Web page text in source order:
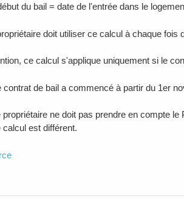
du bail = date de l'entrée dans le
doit utiliser ce calcul à chaque
ce calcul s'applique uniquement si le
contrat de bail a commencé à partir du 1er
ne doit pas prendre en compte le
est différent.